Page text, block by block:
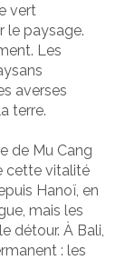
vert
le paysage.
Les
averses
terre.
de Mu Cang
cette vitalité
Hanoï, en
mais les
détour. À Bali,
: les